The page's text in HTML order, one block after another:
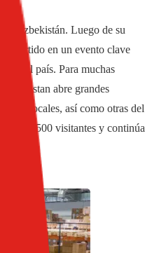
Uzbekistán. Luego de su
en un evento clave
del país. Para muchas
abre grandes
locales, así como otras del
de 6.500 visitantes y continúa